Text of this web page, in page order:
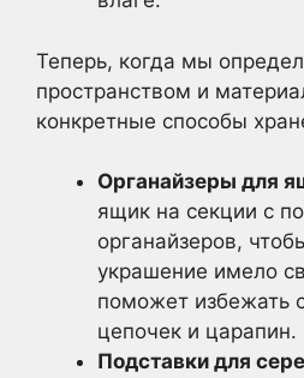
Теперь, когда мы
пространством и
конкретные способы
Органайзеры для
ящик на секции с
органайзеров,
украшение имело
поможет избежать
цепочек и царапин.
Подставки для